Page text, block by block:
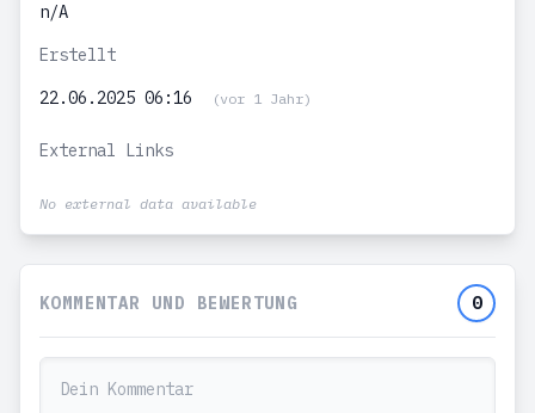
n/A
Erstellt
22.06.2025 06:16
(vor 1 Jahr)
External Links
No external data available
KOMMENTAR UND BEWERTUNG 0